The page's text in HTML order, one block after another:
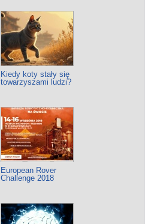
Kiedy koty stały się
towarzyszami ludzi?
European Rover
Challenge 2018